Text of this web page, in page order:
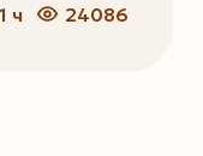
ч 24086